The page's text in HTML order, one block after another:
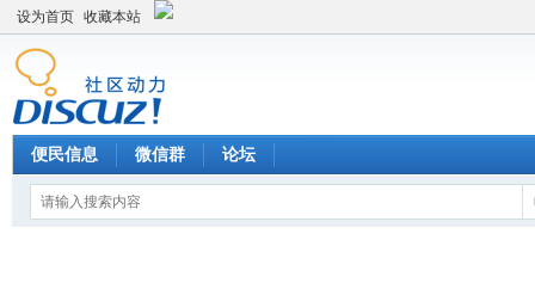
设为首页 收藏本站
便民信息 微信群 论坛